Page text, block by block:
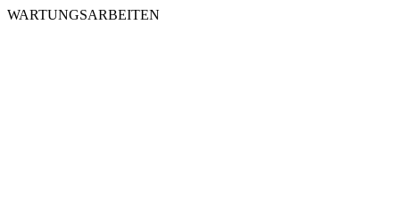
WARTUNGSARBEITEN